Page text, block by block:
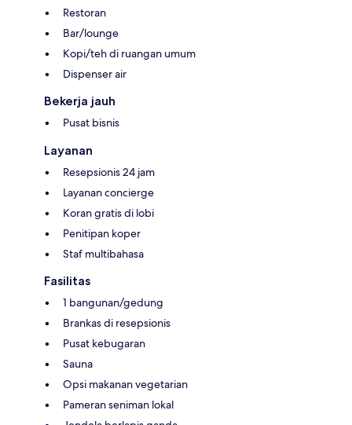
Restoran
Bar/lounge
Kopi/teh di ruangan umum
Dispenser air
Bekerja jauh
Pusat bisnis
Layanan
Resepsionis 24 jam
Layanan concierge
Koran gratis di lobi
Penitipan koper
Staf multibahasa
Fasilitas
1 bangunan/gedung
Brankas di resepsionis
Pusat kebugaran
Sauna
Opsi makanan vegetarian
Pameran seniman lokal